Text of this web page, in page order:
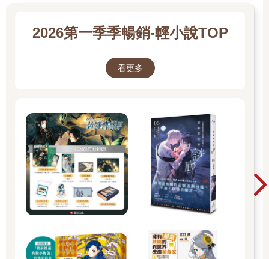
外面看到裡頭的？
正想收回視線，突然發現貓眼裡緩緩由下往上冒出一顆黑色的圓
圓球是瞳孔，一片白的部分其實是眼白。
原來他要找的「人」，在正前方。
「咯咯咯……」陰沉的笑聲從洞裡傳來，接著愣住的莊天然感覺
到手中門把徐徐轉動，裡面的「人」打開了門，準備伸出蒼白骨
瘦的手抓住他——
這時，另一隻手從莊天然背後伸過來，輕柔地覆上他握著門把的
手，強行把門關回去。
「你走錯了，這是別人家。」溫潤好聽的嗓音落在莊天然耳邊，
對方甚至有禮地對洞裡說了一句：「抱歉，打擾了。」
莊天然還處在震驚中，儘管面上不顯，「剛才是怎麼回事？」
封蕭生：「你進去晚了，有人先佔了屋主名額。」
2026第一季季暢銷-輕小說TOP
看更多